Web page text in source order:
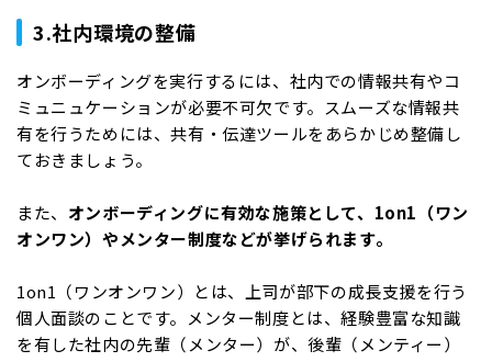
3.社内環境の整備
オンボーディングを実行するには、社内での情報共有やコ
ミュニュケーションが必要不可欠です。スムーズな情報共
有を行うためには、共有・伝達ツールをあらかじめ整備し
ておきましょう。
また、 オンボーディングに有効な施策として、1on1（ワン
オンワン）やメンター制度などが挙げられます。
1on1（ワンオンワン）とは、上司が部下の成長支援を行う
個人面談のことです。メンター制度とは、経験豊富な知識
を有した社内の先輩（メンター）が、後輩（メンティー）